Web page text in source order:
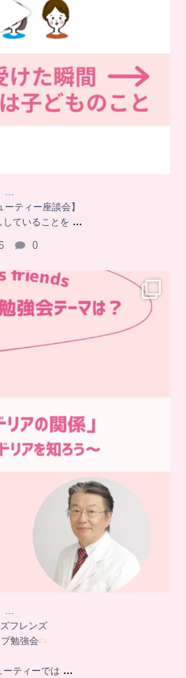
…
ーティー座談会】
していることを ...
0
…
プ勉強会
…
フレンズ
勉強会
ティーでは ...